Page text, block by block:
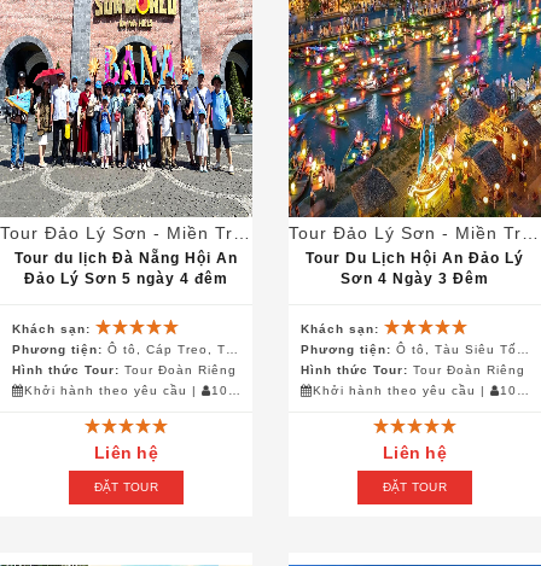
Tour du lịch Đà Nẵng Hội An
Đảo Lý Sơn 5 ngày 4 đêm
Khách sạn:
Phương tiện: Ô tô, Cáp Treo, Tàu Siêu Tốc, Canô, Xe Điện
Hình thức Tour: Tour Đoàn Riêng
Khởi hành theo yêu cầu
| 10 khách
Liên hệ
ĐẶT TOUR
Tour Du Lịch Hội An Đảo Lý
Sơn 4 Ngày 3 Đêm
Khách sạn:
Phương tiện: Ô tô, Tàu Siêu Tốc, Canô, Xe Điện
Hình thức Tour: Tour Đoàn Riêng
Khởi hành theo yêu cầu
| 10 khách
Liên hệ
ĐẶT TOUR